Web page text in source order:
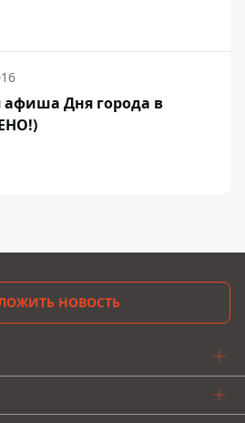
афиша Дня города в
НОВОСТЬ